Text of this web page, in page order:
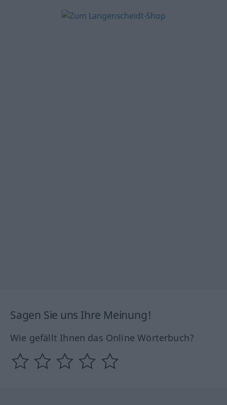
Sagen Sie uns Ihre Meinung!
Wie gefällt Ihnen das Online Wörterbuch?